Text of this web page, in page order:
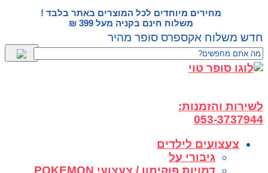
מחירים מיוחדים לכל המוצרים באתר בלבד !
משלוח חינם בקניה מעל 399 ₪
חדש משלוח אקספרס סופר מהיר
לשירות והזמנות:
053-3737944
צעצועים לילדים
גיבורי על
דמויות פוקימון / צעצועי POKEMON